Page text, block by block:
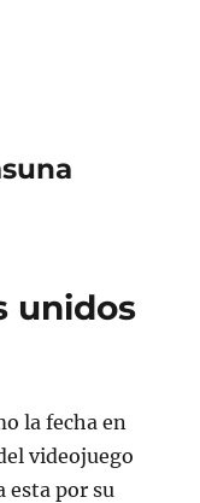
unidos
la fecha en
videojuego
esta por su